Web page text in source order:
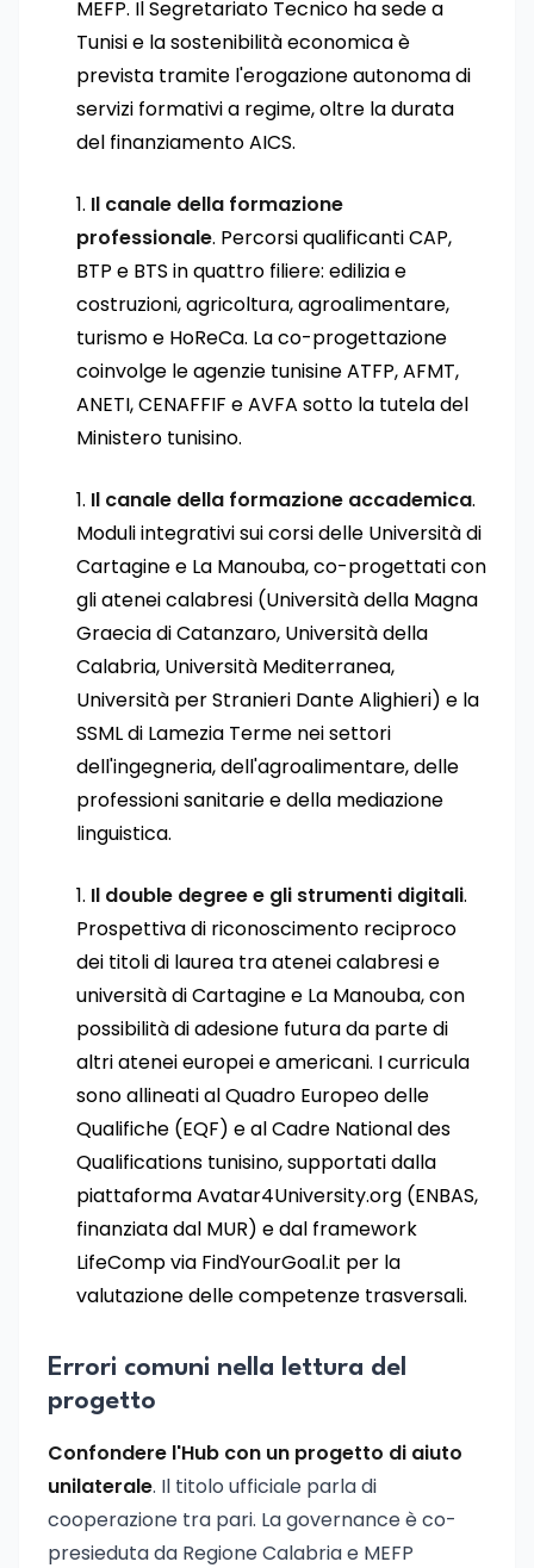
MEFP. Il Segretariato Tecnico ha sede a
Tunisi e la sostenibilità economica è
prevista tramite l'erogazione autonoma di
servizi formativi a regime, oltre la durata
del finanziamento AICS.
Il canale della formazione
professionale. Percorsi qualificanti CAP,
BTP e BTS in quattro filiere: edilizia e
costruzioni, agricoltura, agroalimentare,
turismo e HoReCa. La co-progettazione
coinvolge le agenzie tunisine ATFP, AFMT,
ANETI, CENAFFIF e AVFA sotto la tutela del
Ministero tunisino.
Il canale della formazione accademica.
Moduli integrativi sui corsi delle Università di
Cartagine e La Manouba, co-progettati con
gli atenei calabresi (Università della Magna
Graecia di Catanzaro, Università della
Calabria, Università Mediterranea,
Università per Stranieri Dante Alighieri) e la
SSML di Lamezia Terme nei settori
dell'ingegneria, dell'agroalimentare, delle
professioni sanitarie e della mediazione
linguistica.
Il double degree e gli strumenti digitali.
Prospettiva di riconoscimento reciproco
dei titoli di laurea tra atenei calabresi e
università di Cartagine e La Manouba, con
possibilità di adesione futura da parte di
altri atenei europei e americani. I curricula
sono allineati al Quadro Europeo delle
Qualifiche (EQF) e al Cadre National des
Qualifications tunisino, supportati dalla
piattaforma Avatar4University.org (ENBAS,
finanziata dal MUR) e dal framework
LifeComp via FindYourGoal.it per la
valutazione delle competenze trasversali.
Errori comuni nella lettura del
progetto
Confondere l'Hub con un progetto di aiuto
unilaterale. Il titolo ufficiale parla di
cooperazione tra pari. La governance è co-
presieduta da Regione Calabria e MEFP